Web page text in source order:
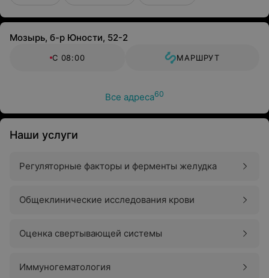
Мозырь, б-р Юности, 52-2
С 08:00 МАРШРУТ
Все адреса60
Наши услуги
Регуляторные факторы и ферменты желудка
Общеклинические исследования крови
Оценка свертывающей системы
Иммуногематология